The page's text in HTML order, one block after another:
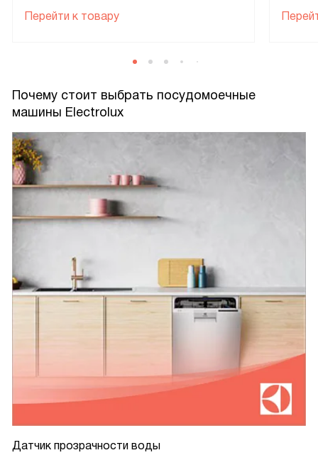
Перейти к товару
Почему стоит выбрать посудомоечные
машины Electrolux
Датчик прозрачности воды